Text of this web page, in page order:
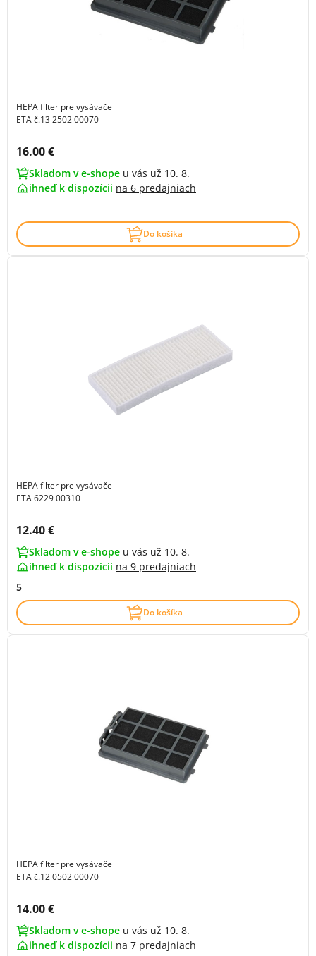
HEPA filter pre vysávače
ETA č.13 2502 00070
Cena s DPH:
16.00 €
Skladom v e-shope u vás už 10. 8.
ihneď k dispozícii na 6 predajniach
Do košíka
HEPA filter pre vysávače
ETA 6229 00310
Cena s DPH:
12.40 €
Skladom v e-shope u vás už 10. 8.
ihneď k dispozícii na 9 predajniach
5
Do košíka
HEPA filter pre vysávače
ETA č.12 0502 00070
Cena s DPH:
14.00 €
Skladom v e-shope u vás už 10. 8.
ihneď k dispozícii na 7 predajniach